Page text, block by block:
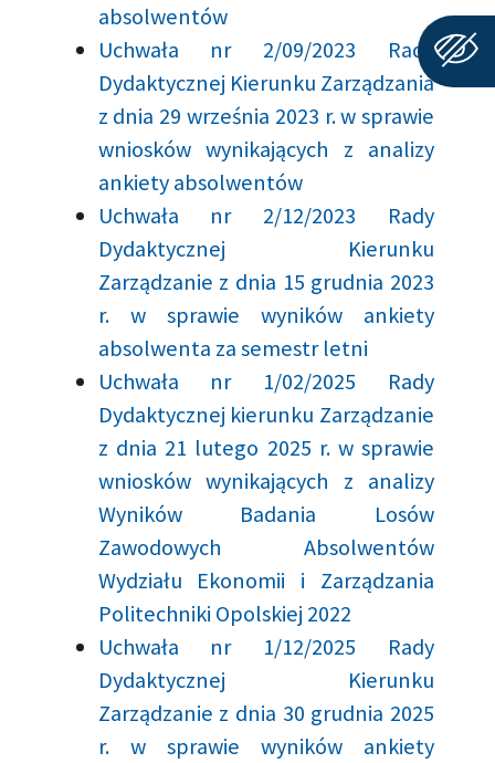
absolwentów
Uchwała nr 2/09/2023 Rady
Dydaktycznej Kierunku Zarządzania
z dnia 29 września 2023 r. w sprawie
wniosków wynikających z analizy
ankiety absolwentów
Uchwała nr 2/12/2023 Rady
Dydaktycznej Kierunku
Zarządzanie z dnia 15 grudnia 2023
r. w sprawie wyników ankiety
absolwenta za semestr letni
Uchwała nr 1/02/2025 Rady
Dydaktycznej kierunku Zarządzanie
z dnia 21 lutego 2025 r. w sprawie
wniosków wynikających z analizy
Wyników Badania Losów
Zawodowych Absolwentów
Wydziału Ekonomii i Zarządzania
Politechniki Opolskiej 2022
Uchwała nr 1/12/2025 Rady
Dydaktycznej Kierunku
Zarządzanie z dnia 30 grudnia 2025
r. w sprawie wyników ankiety